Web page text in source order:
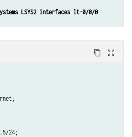
LSYS2 interfaces lt-0/0/0
content_copy zoom_out_map
24;